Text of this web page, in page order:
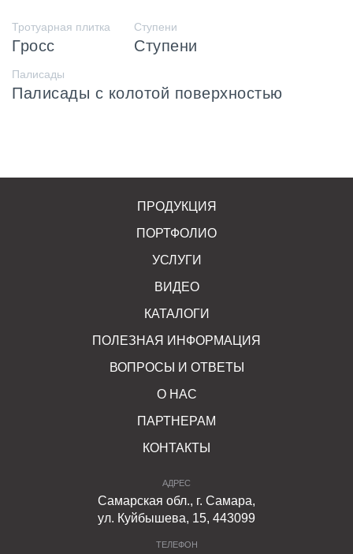
Тротуарная плитка
Гросс
Ступени
Ступени
Палисады
Палисады с колотой поверхностью
ПРОДУКЦИЯ
ПОРТФОЛИО
УСЛУГИ
ВИДЕО
КАТАЛОГИ
ПОЛЕЗНАЯ ИНФОРМАЦИЯ
ВОПРОСЫ И ОТВЕТЫ
О НАС
ПАРТНЕРАМ
КОНТАКТЫ
АДРЕС
Самарская обл., г. Самара,
ул. Куйбышева, 15, 443099
ТЕЛЕФОН